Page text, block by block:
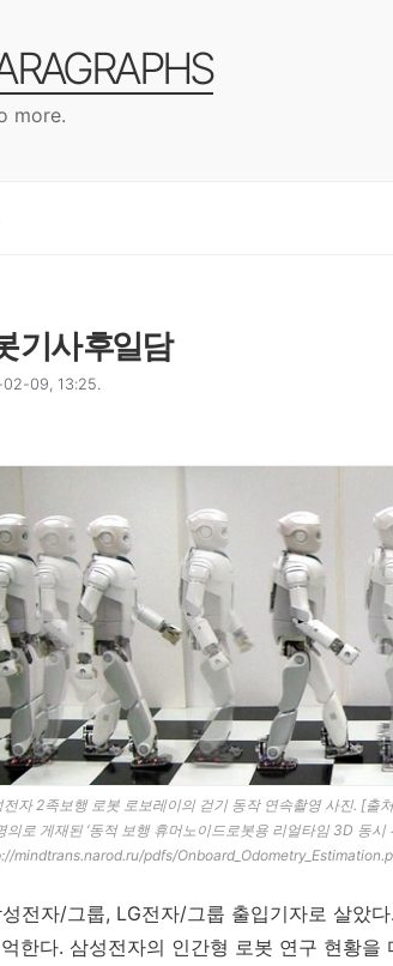
more.
기사 후일담
02-09, 13:25.
전자 2족보행 로봇 로보레이의 걷기 동작 연속촬영 사진. [출
의로 게재된 ‘동적 보행 휴머노이드로봇용 리얼타임 3D 동시
mindtrans.narod.ru/pdfs/
전자/그룹, LG전자/그룹 출입기자로 살았
한다. 삼성전자의 인간형 로봇 연구 현황을